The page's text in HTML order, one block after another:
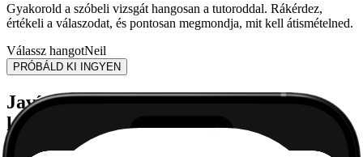
Gyakorold a szóbeli vizsgát hangosan a tutoroddal. Rákérdez,
értékeli a válaszodat, és pontosan megmondja, mit kell átismételned.
Válassz hangotNeil
PRÓBÁLD KI INGYEN
Javítsd a jegyeidet általános iskolában,
középiskolában és egyetemen –
stressz nélkül